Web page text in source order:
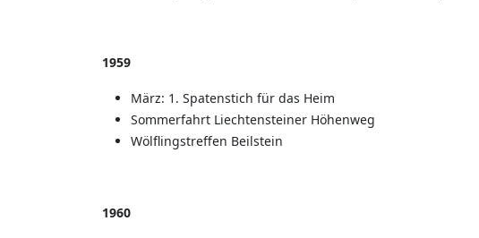
1959
März: 1. Spatenstich für das Heim
Sommerfahrt Liechtensteiner Höhenweg
Wölflingstreffen Beilstein
1960